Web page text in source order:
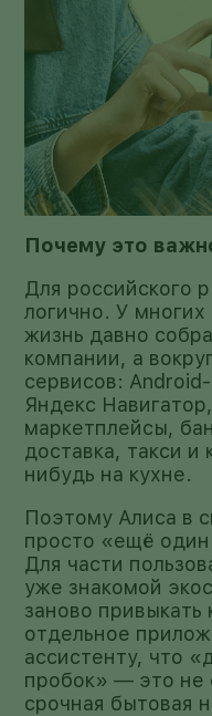
Почему это
Для российского
логично. У
жизнь давно
компании, а
сервисов:
Яндекс
маркетплейсы,
доставка, такси и
нибудь на кухне.
Поэтому Алиса в
просто «ещё
Для части
уже знакомой
заново привыкать
отдельное
ассистенту, что
пробок» — это не
срочная бытовая